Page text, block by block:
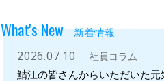
What's New
新着情報
2026.07.10
社員コラム
鯖江の皆さんからいただいた元